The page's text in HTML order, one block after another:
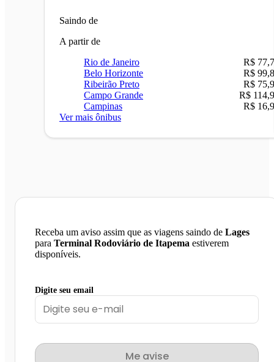
Saindo de
A partir de
Rio de Janeiro
R$
Belo Horizonte
R$
Ribeirão Preto
R$
Campo Grande
R$
Campinas
R$
Ver mais ônibus
Receba um aviso assim que as viagens saindo de Lages
para Terminal Rodoviário de Itapema estiverem
disponíveis.
Digite seu email
Me avise